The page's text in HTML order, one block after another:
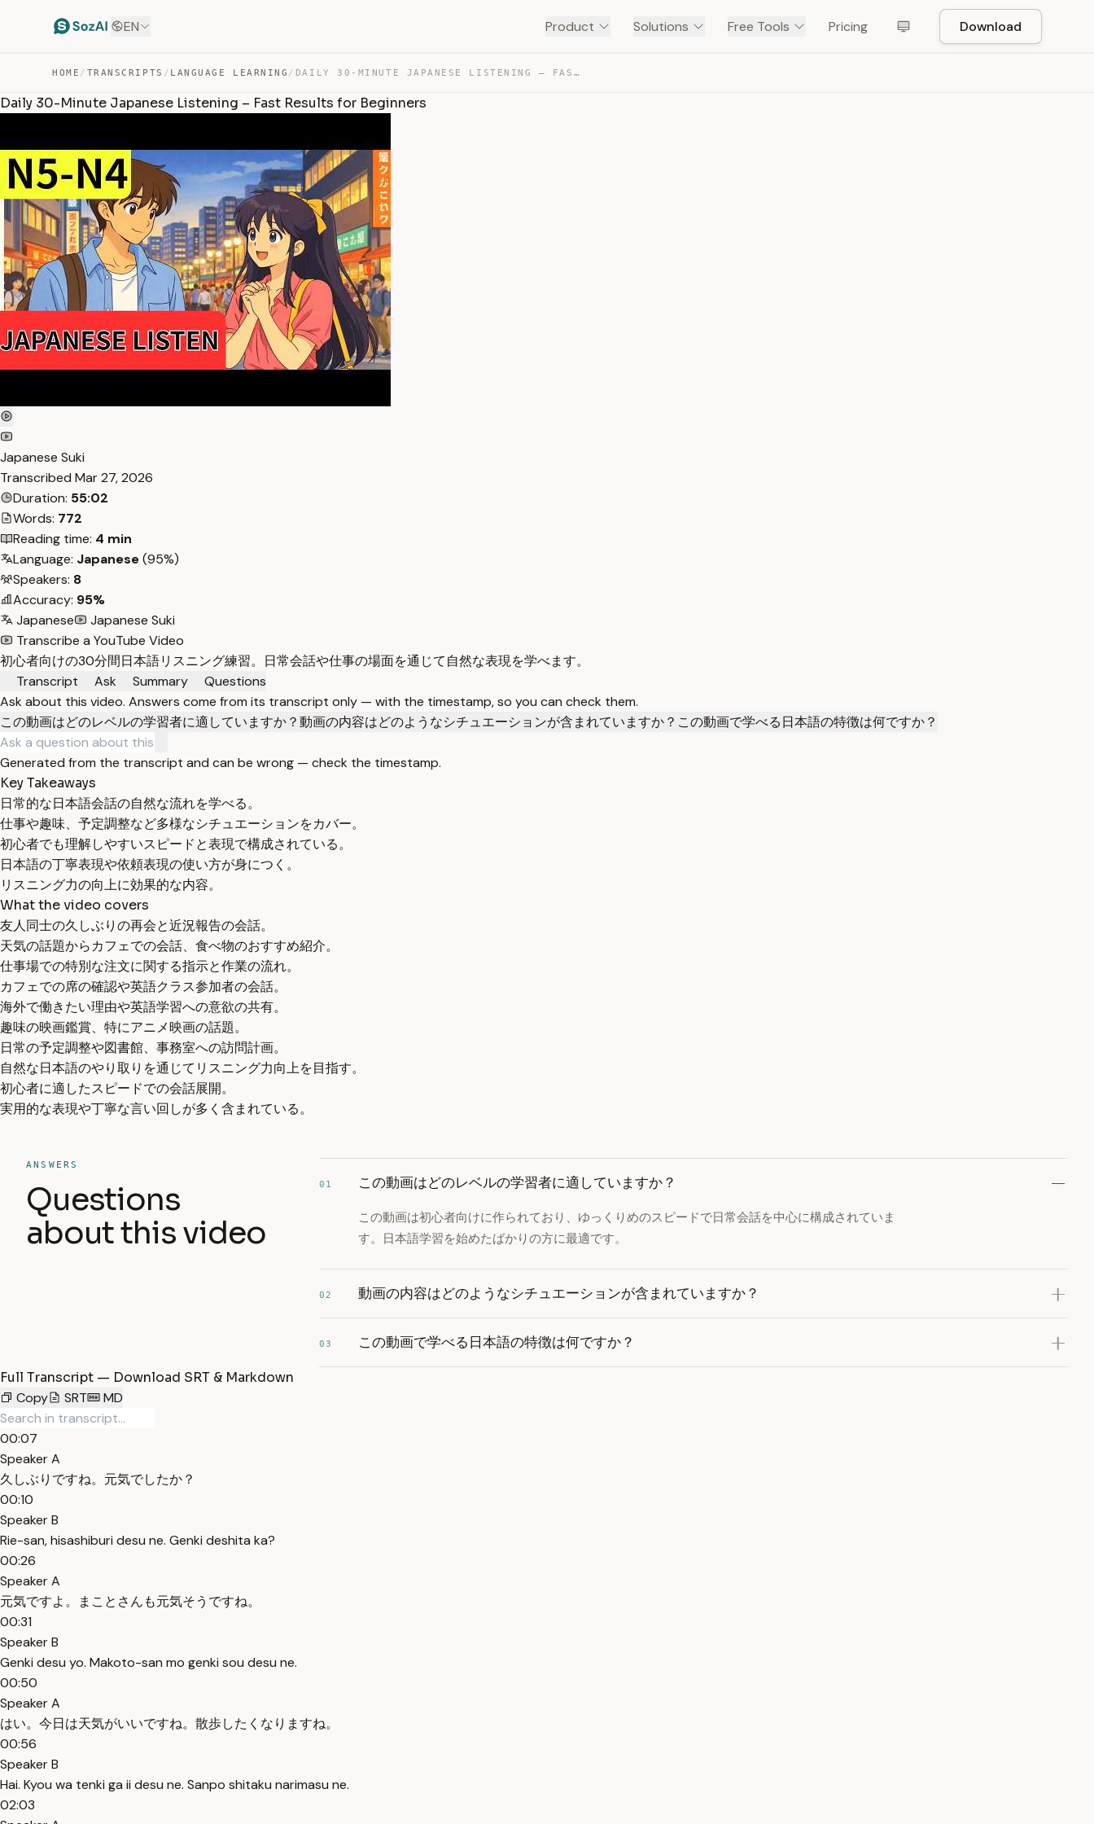
EN Product Solutions Free Tools Pricing Download
HOME / TRANSCRIPTS / LANGUAGE LEARNING / DAILY 30-MINUTE JAPANESE LISTENING – FAST RESULTS FOR B… — TRANSCRIPT
Daily 30-Minute Japanese Listening – Fast Results for Beginners
Japanese Suki
Transcribed Mar 27, 2026
Duration: 55:02
Words: 772
Reading time: 4 min
Language: Japanese(95%)
Speakers: 8
Accuracy: 95%
Japanese
Japanese Suki
Transcribe a YouTube Video
初心者向けの30分間日本語リスニング練習。日常会話や仕事の場面を通じて自然な表現を学べます。
Transcript
Ask Summary
Questions
Ask about this video. Answers come from its transcript only — with the timestamp, so you can check them.
この動画はどのレベルの学習者に適していますか？動画の内容はどのようなシチュエーションが含まれていますか？ この動画で学べる日本語の特徴は何ですか？
Generated from the transcript and can be wrong — check the timestamp.
Key Takeaways
日常的な日本語会話の自然な流れを学べる。
仕事や趣味、予定調整など多様なシチュエーションをカバー。
初心者でも理解しやすいスピードと表現で構成されている。
日本語の丁寧表現や依頼表現の使い方が身につく。
リスニング力の向上に効果的な内容。
What the video covers
友人同士の久しぶりの再会と近況報告の会話。
天気の話題からカフェでの会話、食べ物のおすすめ紹介。
仕事場での特別な注文に関する指示と作業の流れ。
カフェでの席の確認や英語クラス参加者の会話。
海外で働きたい理由や英語学習への意欲の共有。
趣味の映画鑑賞、特にアニメ映画の話題。
日常の予定調整や図書館、事務室への訪問計画。
自然な日本語のやり取りを通じてリスニング力向上を目指す。
初心者に適したスピードでの会話展開。
実用的な表現や丁寧な言い回しが多く含まれている。
ANSWERS
Questions
about this video
01 この動画はどのレベルの学習者に適していますか？
この動画は初心者向けに作られており、ゆっくりめのスピードで日常会話を中心に構成されていま
す。日本語学習を始めたばかりの方に最適です。
02 動画の内容はどのようなシチュエーションが含まれていますか？
03 この動画で学べる日本語の特徴は何ですか？
Full Transcript — Download SRT & Markdown
Copy
SRT MD
00:07
Speaker A
久しぶりですね。元気でしたか？
00:10
Speaker B
Rie-san, hisashiburi desu ne. Genki deshita ka?
00:26
Speaker A
元気ですよ。まことさんも元気そうですね。
00:31
Speaker B
Genki desu yo. Makoto-san mo genki sou desu ne.
00:50
Speaker A
はい。今日は天気がいいですね。散歩したくなりますね。
00:56
Speaker B
Hai. Kyou wa tenki ga ii desu ne. Sanpo shitaku narimasu ne.
02:03